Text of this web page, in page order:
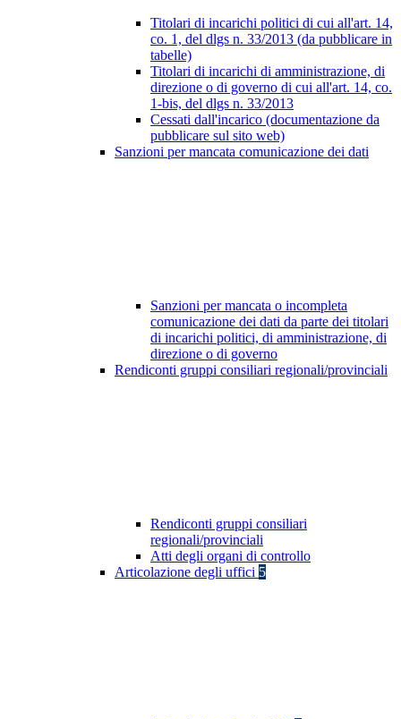
Titolari di incarichi politici di cui all'art. 14,
co. 1, del dlgs n. 33/2013 (da pubblicare in
tabelle)
Titolari di incarichi di amministrazione, di
direzione o di governo di cui all'art. 14, co.
1-bis, del dlgs n. 33/2013
Cessati dall'incarico (documentazione da
pubblicare sul sito web)
Sanzioni per mancata comunicazione dei dati
Sanzioni per mancata o incompleta
comunicazione dei dati da parte dei titolari
di incarichi politici, di amministrazione, di
direzione o di governo
Rendiconti gruppi consiliari regionali/provinciali
Rendiconti gruppi consiliari
regionali/provinciali
Atti degli organi di controllo
Articolazione degli uffici 5